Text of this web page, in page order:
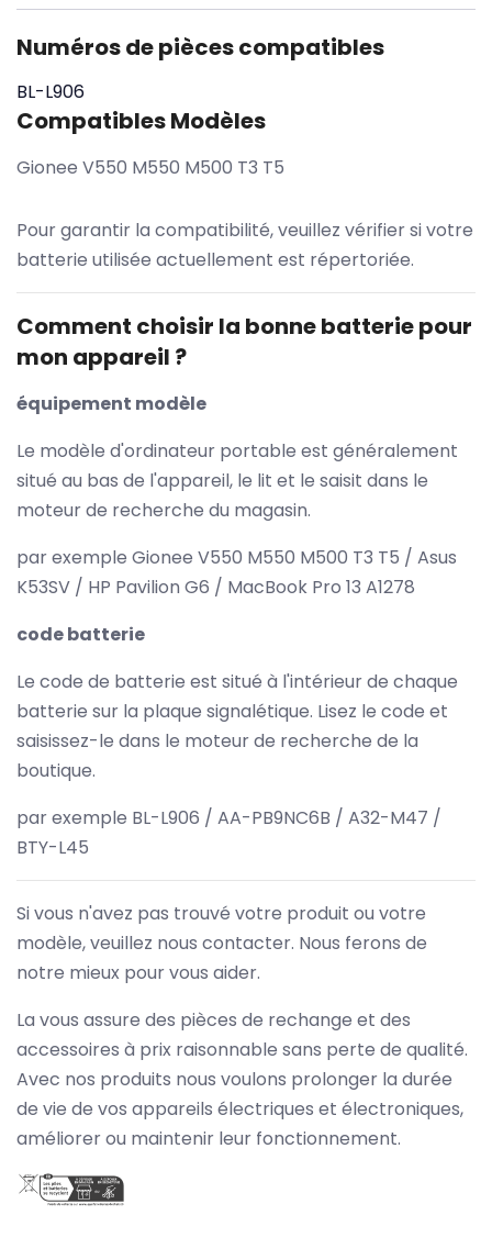
Numéros de pièces compatibles
BL-L906
Compatibles Modèles
Gionee V550 M550 M500 T3 T5
Pour garantir la compatibilité, veuillez vérifier si votre
batterie utilisée actuellement est répertoriée.
Comment choisir la bonne batterie pour
mon appareil ?
équipement modèle
Le modèle d'ordinateur portable est généralement
situé au bas de l'appareil, le lit et le saisit dans le
moteur de recherche du magasin.
par exemple Gionee V550 M550 M500 T3 T5 / Asus
K53SV / HP Pavilion G6 / MacBook Pro 13 A1278
code batterie
Le code de batterie est situé à l'intérieur de chaque
batterie sur la plaque signalétique. Lisez le code et
saisissez-le dans le moteur de recherche de la
boutique.
par exemple BL-L906 / AA-PB9NC6B / A32-M47 /
BTY-L45
Si vous n'avez pas trouvé votre produit ou votre
modèle, veuillez nous contacter. Nous ferons de
notre mieux pour vous aider.
La vous assure des pièces de rechange et des
accessoires à prix raisonnable sans perte de qualité.
Avec nos produits nous voulons prolonger la durée
de vie de vos appareils électriques et électroniques,
améliorer ou maintenir leur fonctionnement.